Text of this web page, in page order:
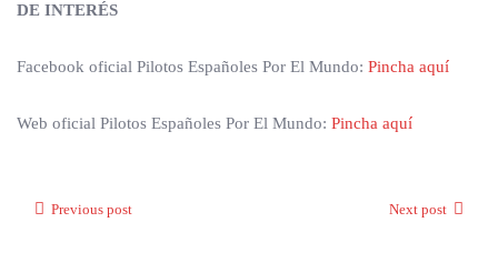
DE INTERÉS
Facebook oficial Pilotos Españoles Por El Mundo: Pincha aquí
Web oficial Pilotos Españoles Por El Mundo: Pincha aquí
Previous post Next post